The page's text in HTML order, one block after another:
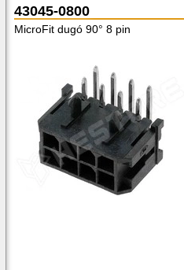
43045-0800
MicroFit dugó 90° 8 pin